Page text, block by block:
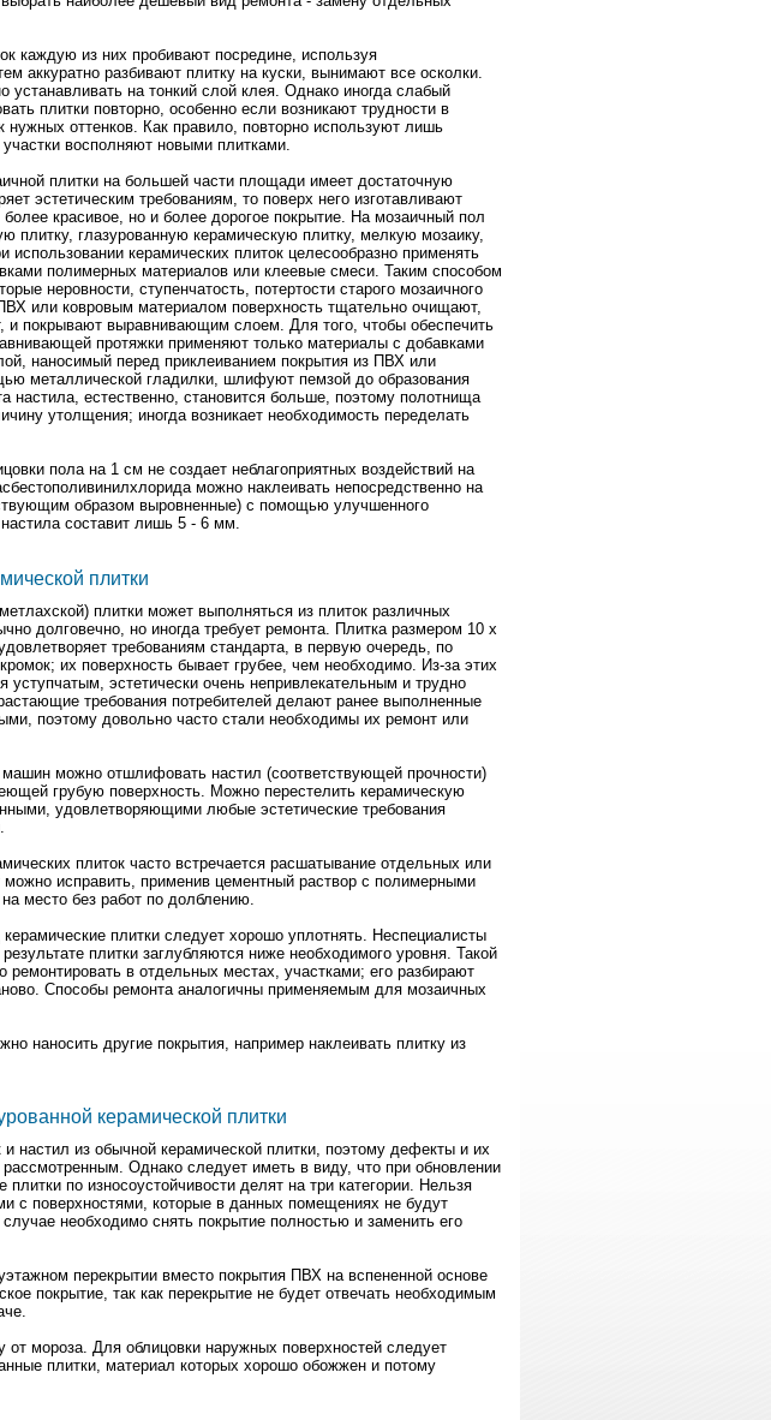
каждую из них пробивают посредине, используя
аккуратно разбивают плитку на куски, вынимают все осколки.
устанавливать на тонкий слой клея. Однако иногда слабый
плитки повторно, особенно если возникают трудности в
нужных оттенков. Как правило, повторно используют лишь
восполняют новыми плитками.
плитки на большей части площади имеет достаточную
эстетическим требованиям, то поверх него изготавливают
красивое, но и более дорогое покрытие. На мозаичный пол
плитку, глазурованную керамическую плитку, мелкую мозаику,
использовании керамических плиток целесообразно применять
полимерных материалов или клеевые смеси. Таким способом
неровности, ступенчатость, потертости старого мозаичного
или ковровым материалом поверхность тщательно очищают,
покрывают выравнивающим слоем. Для того, чтобы обеспечить
протяжки применяют только материалы с добавками
наносимый перед приклеиванием покрытия из ПВХ или
металлической гладилки, шлифуют пемзой до образования
настила, естественно, становится больше, поэтому полотнища
утолщения; иногда возникает необходимость переделать
пола на 1 см не создает неблагоприятных воздействий на
можно наклеивать непосредственно на
образом выровненные) с помощью улучшенного
составит лишь 5 - 6 мм.
плитки
плитки может выполняться из плиток различных
долговечно, но иногда требует ремонта. Плитка размером 10 х
требованиям стандарта, в первую очередь, по
их поверхность бывает грубее, чем необходимо. Из-за этих
уступчатым, эстетически очень непривлекательным и трудно
требования потребителей делают ранее выполненные
поэтому довольно часто стали необходимы их ремонт или
можно отшлифовать настил (соответствующей прочности)
грубую поверхность. Можно перестелить керамическую
удовлетворяющими любые эстетические требования
плиток часто встречается расшатывание отдельных или
исправить, применив цементный раствор с полимерными
место без работ по долблению.
плитки следует хорошо уплотнять. Неспециалисты
плитки заглубляются ниже необходимого уровня. Такой
ремонтировать в отдельных местах, участками; его разбирают
Способы ремонта аналогичны применяемым для мозаичных
наносить другие покрытия, например наклеивать плитку из
керамической плитки
и настил из обычной керамической плитки, поэтому дефекты и их
Однако следует иметь в виду, что при обновлении
по износоустойчивости делят на три категории. Нельзя
с поверхностями, которые в данных помещениях не будут
необходимо снять покрытие полностью и заменить его
перекрытии вместо покрытия ПВХ на вспененной основе
покрытие, так как перекрытие не будет отвечать необходимым
от мороза. Для облицовки наружных поверхностей следует
плитки, материал которых хорошо обожжен и потому